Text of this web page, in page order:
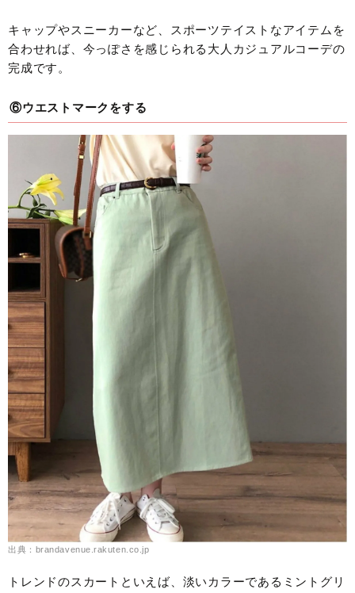
キャップやスニーカーなど、スポーツテイストなアイテムを
合わせれば、今っぽさを感じられる大人カジュアルコーデの
完成です。
⑥ウエストマークをする
出典：brandavenue.rakuten.co.jp
トレンドのスカートといえば、淡いカラーであるミントグリ